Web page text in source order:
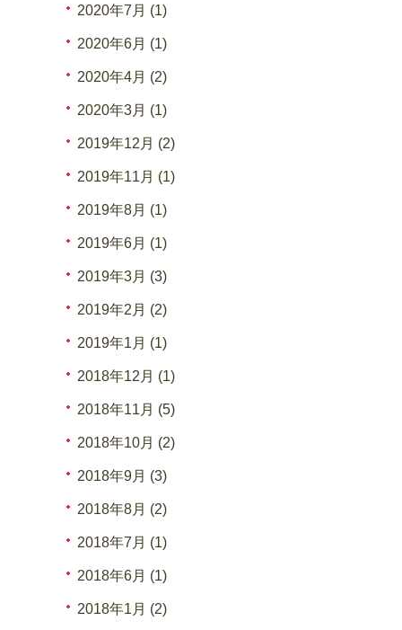
2020年7月 (1)
2020年6月 (1)
2020年4月 (2)
2020年3月 (1)
2019年12月 (2)
2019年11月 (1)
2019年8月 (1)
2019年6月 (1)
2019年3月 (3)
2019年2月 (2)
2019年1月 (1)
2018年12月 (1)
2018年11月 (5)
2018年10月 (2)
2018年9月 (3)
2018年8月 (2)
2018年7月 (1)
2018年6月 (1)
2018年1月 (2)